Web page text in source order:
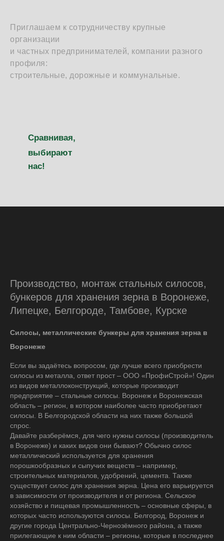
Приглашаем к сотрудничеству крупные
организации
и частных предпринимателей, компании разного
профиля:
строительные, дорожные и коммунальные.
Сравнивая,
выбирают
нас!
Производство, монтаж стальных силосов,
бункеров для хранения зерна в Воронеже,
Липецке, Белгороде, Тамбове, Курске
Силосы, металлические бункеры для хранения зерна в
Воронеже
Если вы задаётесь вопросом, где лучше всего приобрести
силосы из металла, ответ прост – ООО «ПрофиСтрой»! Один
из видов металлоконструкций, которые производит
предприятие – стальные силосы. Воронеж и Воронежская
область – регион, в котором наиболее часто приобретают
силосы. В Белгородской области на них также большой
спрос.
Давайте разберёмся, для чего нужны силосы (производитель
в Воронеже) и каких видов они бывают? Обычно силос
металлический используется для хранения
порошкообразных и сыпучих веществ – например,
строительных материалов, удобрений, цемента. Также
существует силос для хранения зерна. Цена его варьируется
в зависимости от производителя и от региона. Сельское
хозяйство и пищевая промышленность – основные сферы, в
которых часто используются силосы. Белгород, Воронеж и
другие города Центрально-Чернозёмного района, а также
прилегающие к ним области – регионы, которые в последнее